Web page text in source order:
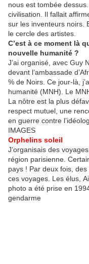
nous est tombée
civilisation. Il fallait
sur les inventeurs noirs.
le cercle des artistes.
C’est à ce moment là
nouvelle humanité ?
J’ai organisé, avec Guy
devant l’ambassade
% de Noirs. Ce jour-là,
humanité (MNH). Le
La nôtre est la plus
respect mutuel, une
en guerre contre
IMAGES
Orphelins soleil
J’organisais des
région parisienne.
pays ! Par deux fois,
ces voyages. Les élus,
photo a été prise en
gendarme